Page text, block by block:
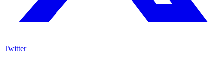
Twitter